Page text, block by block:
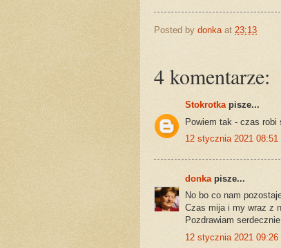
Posted by donka at 23:13
4 komentarze:
Stokrotkapisze...
Powiem tak - czas
12 stycznia 2021 08:51
donka pisze...
No bo co nam
Czas mija i my wraz z
Pozdrawiam
12 stycznia 2021 09:26